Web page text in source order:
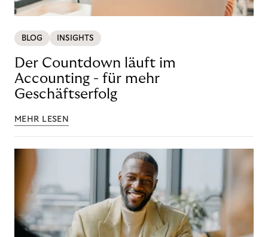
BLOG INSIGHTS
Der Countdown läuft im
Accounting - für mehr
Geschäftserfolg
MEHR LESEN